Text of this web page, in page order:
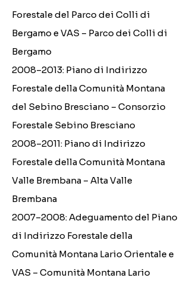
Forestale del Parco dei Colli di
Bergamo e VAS – Parco dei Colli di
Bergamo
2008–2013: Piano di Indirizzo
Forestale della Comunità Montana
del Sebino Bresciano – Consorzio
Forestale Sebino Bresciano
2008–2011: Piano di Indirizzo
Forestale della Comunità Montana
Valle Brembana – Alta Valle
Brembana
2007–2008: Adeguamento del Piano
di Indirizzo Forestale della
Comunità Montana Lario Orientale e
VAS – Comunità Montana Lario